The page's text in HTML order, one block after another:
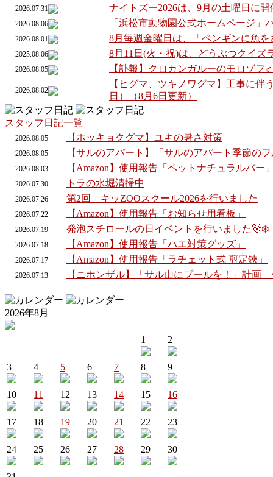
2026.07.31 ナイトズー2026は、9月の土曜日に開
2026.08.06 「浜松市動物園公式ホームページ」
2026.08.01 8月毎週金曜日は、「ペンギンに魚
2025.08.06 8月11日(火・祝)は、どうぶつクイズ
2026.08.05 【訃報】クロカンガルーのモロゾフ
2026.08.02
【ヒグマ、ツキノワグマ】工事に伴
日）（8月6日更新）
スタッフ日記一覧
2026.08.05 【ホッキョクグマ】ユキの暑さ対策
2026.08.05 【サルのアパート】「サルのアパート季節の
2026.08.03 【Amazon】使用報告「ペットナチュラルバー
2026.07.30 トラの水堀清掃中
2026.07.26 第2回 キッZOOスクール2026を行いました
2026.07.22 【Amazon】使用報告「お知らせ用看板」
2026.07.19 発泡スチロールの日イベントを行いました🐻‍❄️
2026.07.18 【Amazon】使用報告「ハエ対策グッズ」
2026.07.17 【Amazon】使用報告「ラチェット式 剪定鋏」
2026.07.13 【ニホンザル】「サル山にプールを！」計画
2026年8月
1 2
3 4 5 6 7 8 9
10 11 12 13 14 15 16
17 18 19 20 21 22 23
24 25 26 27 28 29 30